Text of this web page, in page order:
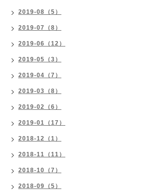
2019-08（5）
2019-07（8）
2019-06（12）
2019-05（3）
2019-04（7）
2019-03（8）
2019-02（6）
2019-01（17）
2018-12（1）
2018-11（11）
2018-10（7）
2018-09（5）